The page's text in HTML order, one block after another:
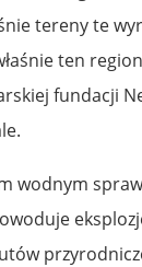
tereny te
ten region
fundacji
wodnym